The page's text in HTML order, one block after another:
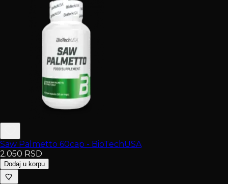
Saw Palmetto 60cap - BioTechUSA
2.050 RSD
Dodaj u korpu